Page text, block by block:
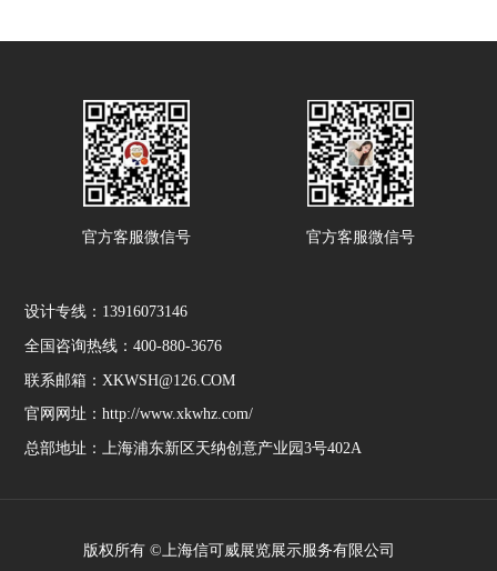
官方客服微信号 官方客服微信号
设计专线：13916073146
全国咨询热线：400-880-3676
联系邮箱：XKWSH@126.COM
官网网址：http://www.xkwhz.com/
总部地址：上海浦东新区天纳创意产业园3号402A
版权所有 ©上海信可威展览展示服务有限公司